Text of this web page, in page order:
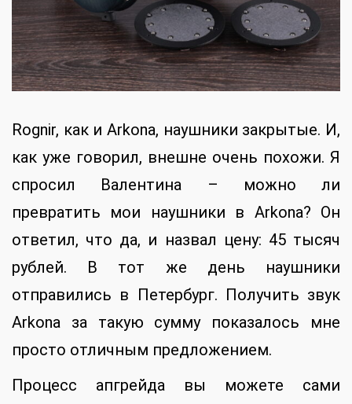
Rognir, как и Arkona, наушники закрытые. И,
как уже говорил, внешне очень похожи. Я
спросил Валентина – можно ли
превратить мои наушники в Arkona? Он
ответил, что да, и назвал цену: 45 тысяч
рублей. В тот же день наушники
отправились в Петербург. Получить звук
Arkona за такую сумму показалось мне
просто отличным предложением.
Процесс апгрейда вы можете сами